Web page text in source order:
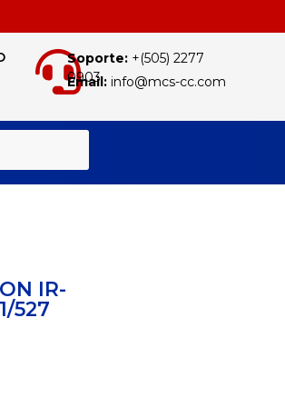
Soporte:+(505) 2277
0903
Email:info@mcs-cc.com
IR-
527